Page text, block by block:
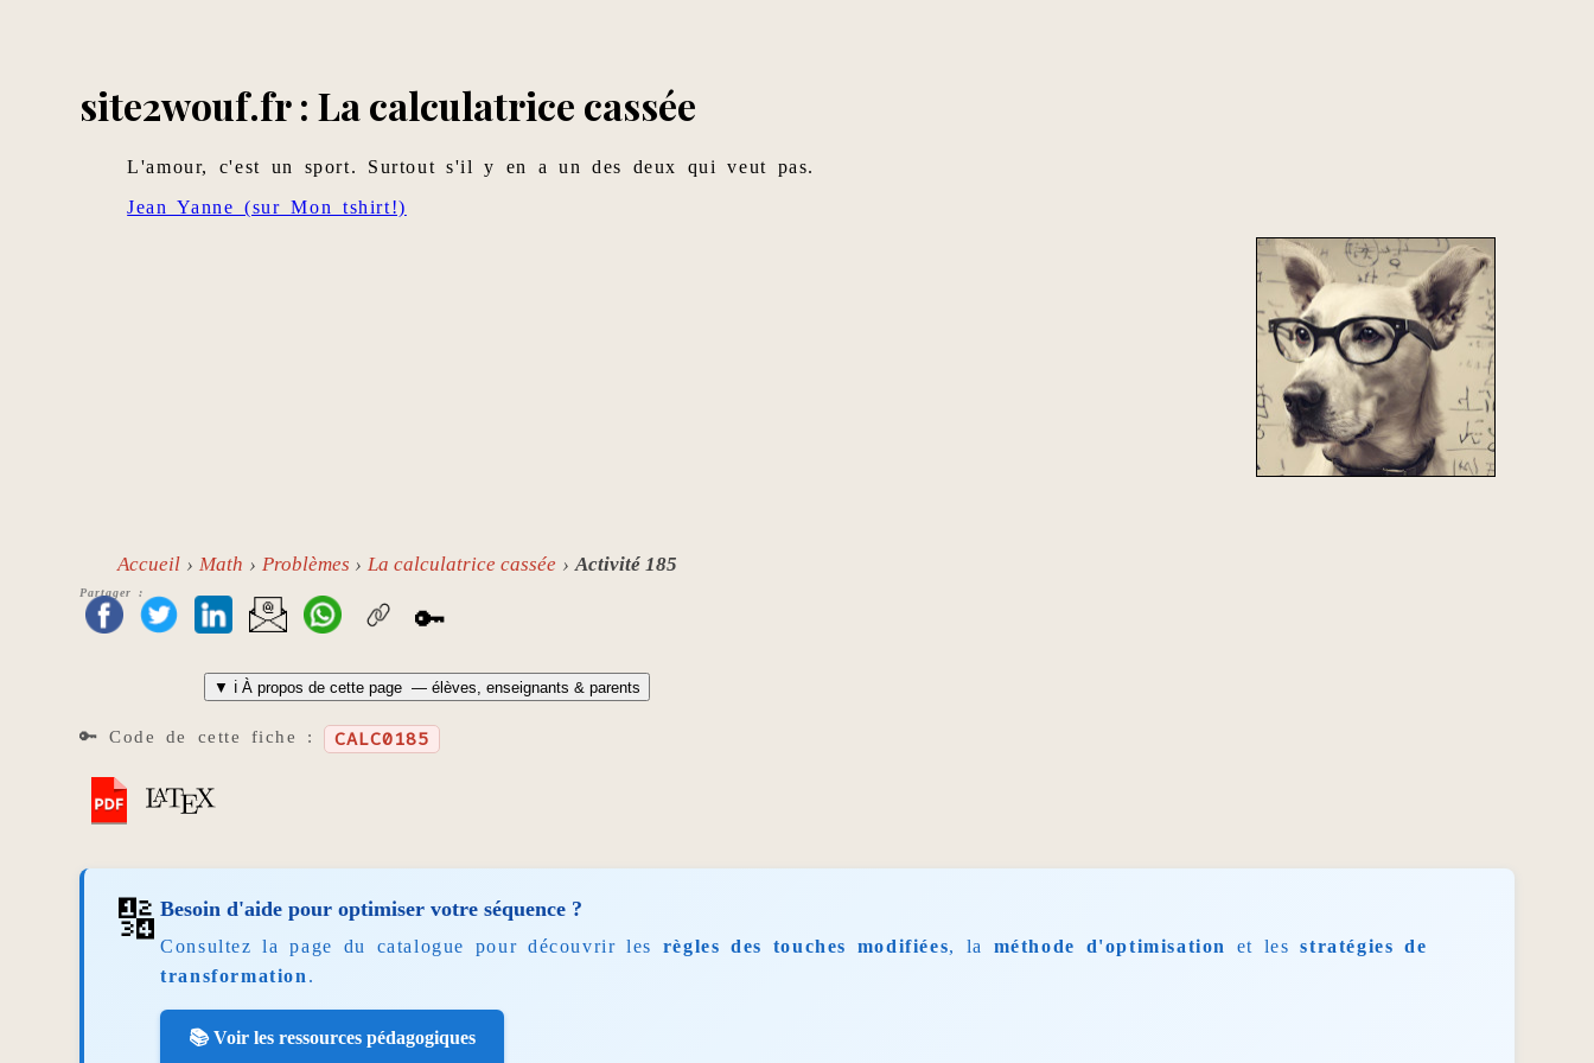
site2wouf.fr : La calculatrice cassée
L'amour, c'est un sport. Surtout s'il y en a un des deux qui veut pas.
Jean Yanne (sur Mon tshirt!)
Accueil Math Problèmes La calculatrice cassée Activité 185
Partager :
🔑
▼ ℹ️ À propos de cette page — élèves, enseignants & parents
🔑 Code de cette fiche : CALC0185
🔢Besoin d'aide pour optimiser votre séquence ?
Consultez la page du catalogue pour découvrir les règles des touches modifiées, la méthode d'optimisation et lesstratégies de
transformation .
📚 Voir les ressources pédagogiques